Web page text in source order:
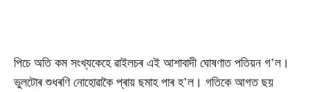
পিচে অতি কম সংখ্যকেহে ৱাইলচৰ এই আশাবাদী ঘোষণাত পতিয়ন গ’ল।
ভুলটোৰ শুধৰণি নোহোৱাকৈ প্ৰায় ছমাহ পাৰ হ’ল। গতিকে আগত ছয়